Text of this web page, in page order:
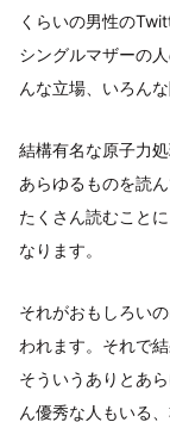
くらいの男性の
シングルマザーの
んな立場、いろん
結構有名な原子力
あらゆるものを読
たくさん読むこと
なります。
それがおもしろい
われます。それで
そういうありとあ
ん優秀な人もいる